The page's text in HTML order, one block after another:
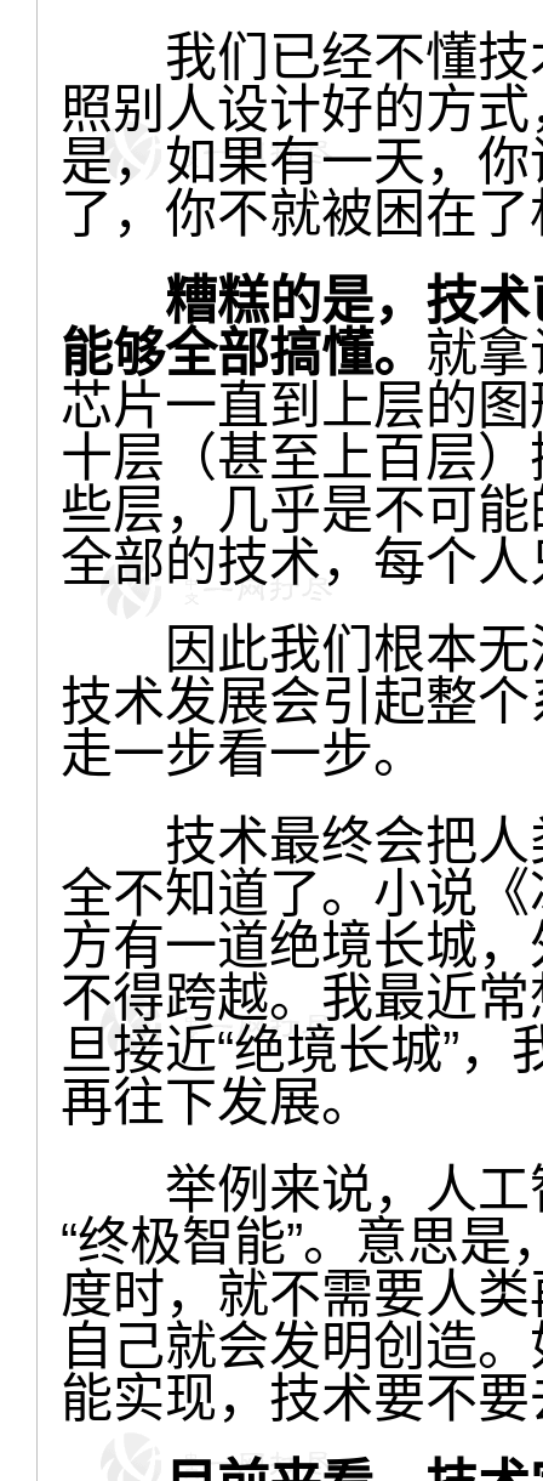
我们已经不懂技
照别人设计好的方
是，如果有一天，
了，你不就被困在
糟糕的是，技术
能够全部搞懂。 就
芯片一直到上层的
十层（甚至上百层
些层，几乎是不可
全部的技术，每个
因此我们根本无
技术发展会引起整
走一步看一步。
技术最终会把人
全不知道了。小说
方有一道绝境长城
不得跨越。我最近
旦接近“绝境长城”
再往下发展。
举例来说，人工
“终极智能”。意思
度时，就不需要人
自己就会发明创造
能实现，技术要不